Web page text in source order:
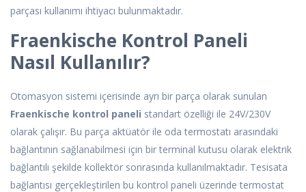
parçası kullanımı ihtiyacı bulunmaktadır.
Fraenkische Kontrol Paneli
Nasıl Kullanılır?
Otomasyon sistemi içerisinde ayrı bir parça olarak sunulan
Fraenkische kontrol paneli standart özelliği ile 24V/230V
olarak çalışır. Bu parça aktüatör ile oda termostatı arasındaki
bağlantının sağlanabilmesi için bir terminal kutusu olarak elektrik
bağlantılı şekilde kollektör sonrasında kullanılmaktadır. Tesisata
bağlantısı gerçekleştirilen bu kontrol paneli üzerinde termostat